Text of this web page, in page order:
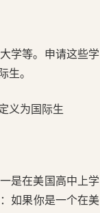
学等。申请这些学
生。
义为国际生
是在美国高中上学
如果你是一个在美